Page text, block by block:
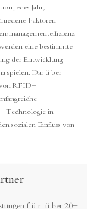
jedes Jahr,
Faktoren
eine bestimmte
der Entwicklung
spielen. Darüber
von RFID-
Technologie in
sozialen Einfluss von
für über 20-